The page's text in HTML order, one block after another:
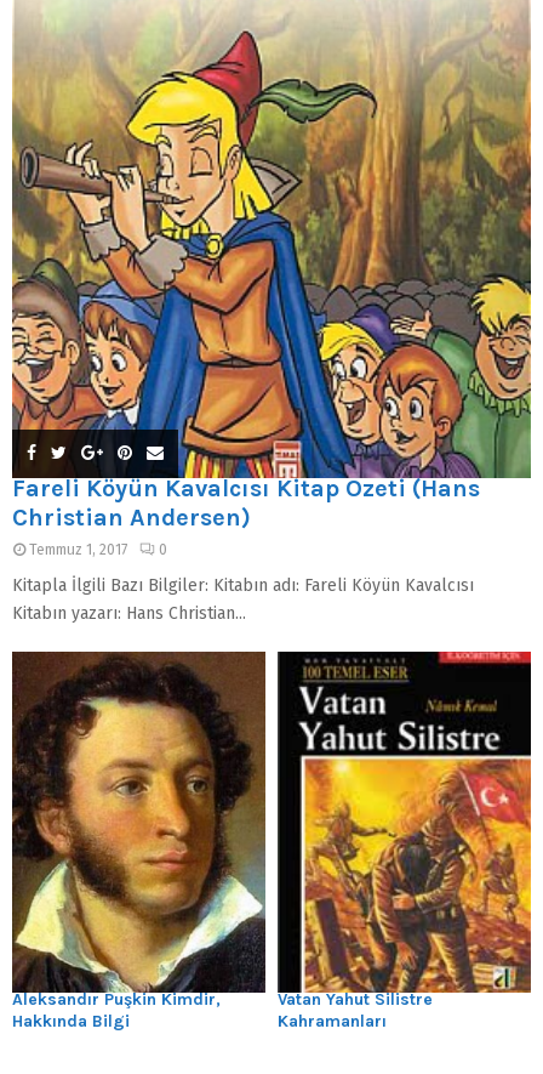
Fareli Köyün Kavalcısı Kitap Özeti (Hans
Christian Andersen)
Temmuz 1, 2017 0
Kitapla İlgili Bazı Bilgiler: Kitabın adı: Fareli Köyün Kavalcısı
Kitabın yazarı: Hans Christian...
Aleksandır Puşkin Kimdir,
Hakkında Bilgi
Vatan Yahut Silistre
Kahramanları